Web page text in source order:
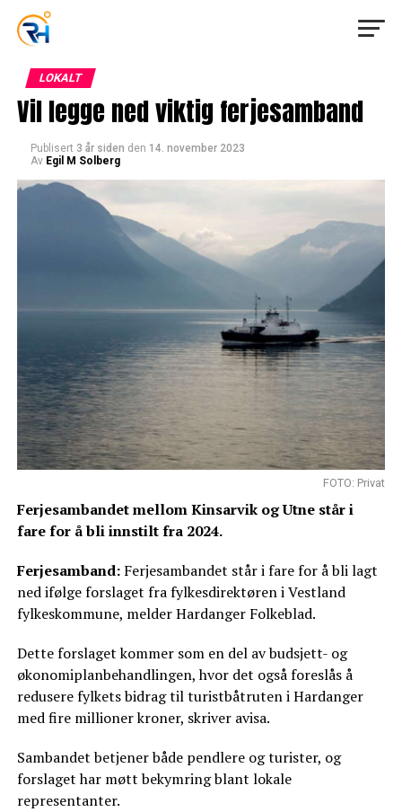
LOKALT
Vil legge ned viktig ferjesamband
Publisert 3 år siden den 14. november 2023
Av Egil M Solberg
FOTO: Privat
Ferjesambandet mellom Kinsarvik og Utne står i
fare for å bli innstilt fra 2024.
Ferjesamband:Ferjesambandet står i fare for å bli lagt
ned ifølge forslaget fra fylkesdirektøren i Vestland
fylkeskommune, melder Hardanger Folkeblad.
Dette forslaget kommer som en del av budsjett- og
økonomiplanbehandlingen, hvor det også foreslås å
redusere fylkets bidrag til turistbåtruten i Hardanger
med fire millioner kroner, skriver avisa.
Sambandet betjener både pendlere og turister, og
forslaget har møtt bekymring blant lokale
representanter.